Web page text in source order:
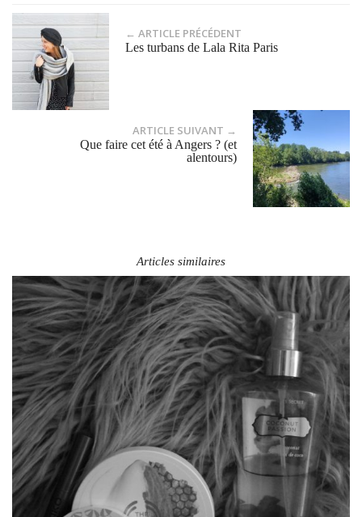
← ARTICLE PRÉCÉDENT
Les turbans de Lala Rita Paris
ARTICLE SUIVANT →
Que faire cet été à Angers ? (et
alentours)
Articles similaires